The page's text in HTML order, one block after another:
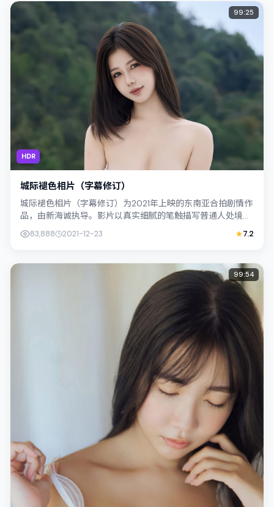
HDR
99:25
城际褪色相片（字幕修订）
城际褪色相片（字幕修订）为2021年上映的东南亚合拍剧情作
品，由新海诚执导。影片以真实细腻的笔触描写普通人处境，
裴斗娜与周冬雨的对手戏张力十足，...
83,888 2021-12-23 7.2
99:54